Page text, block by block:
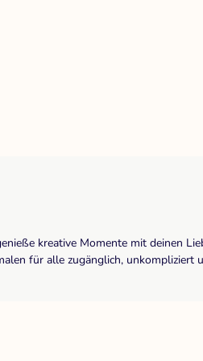
kreative Momente mit deinen
für alle zugänglich, unkompliziert